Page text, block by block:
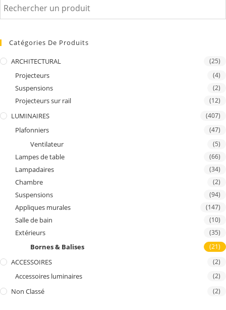
Catégories De Produits
ARCHITECTURAL (25)
Projecteurs (4)
Suspensions (2)
Projecteurs sur rail (12)
LUMINAIRES (407)
Plafonniers (47)
Ventilateur (5)
Lampes de table (66)
Lampadaires (34)
Chambre (2)
Suspensions (94)
Appliques murales (147)
Salle de bain (10)
Extérieurs (35)
Bornes & Balises (21)
ACCESSOIRES (2)
Accessoires luminaires (2)
Non Classé (2)